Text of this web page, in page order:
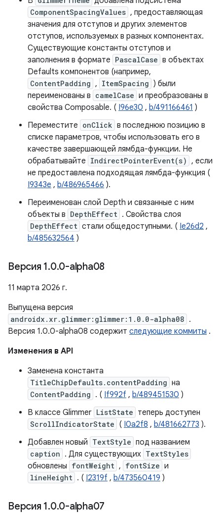
ComponentSpacingValues , предоставляющая
значения для отступов и других элементов
отступов, используемых в разных компонентах.
Существующие константы отступов и
заполнения в формате PascalCase в объектах
Defaults компонентов (например,
ContentPadding , ItemSpacing ) были
переименованы в camelCase и преобразованы в
свойства Composable. ( I96e30 , b/491166461 )
Переместите onClick в последнюю позицию в
списке параметров, чтобы использовать его в
качестве завершающей лямбда-функции. Не
обрабатывайте IndirectPointerEvent(s) , если
не предоставлена ​​подходящая лямбда-функция (
I9343e , b/486965466 ).
Переименован слой Depth и связанные с ним
объекты в DepthEffect . Свойства слоя
DepthEffect стали общедоступными. ( Ie26d2 ,
b/485632564 )
Версия 1.0.0-alpha08
11 марта 2026 г.
Выпущена версия
androidx.xr.glimmer:glimmer:1.0.0-alpha08 .
Версия 1.0.0-alpha08 содержит следующие коммиты .
Изменения в API
Заменена константа
TitleChipDefaults.contentPadding на
ContentPadding . ( If992f , b/489451530 )
В классе Glimmer ListState теперь доступен
ScrollIndicatorState ( I0a2f8 , b/481662773 ).
Добавлен новый TextStyle под названием
caption . Для существующих TextStyles
обновлены fontWeight , fontSize и
lineHeight . ( I2319f , b/473560419 )
Версия 1.0.0-alpha07